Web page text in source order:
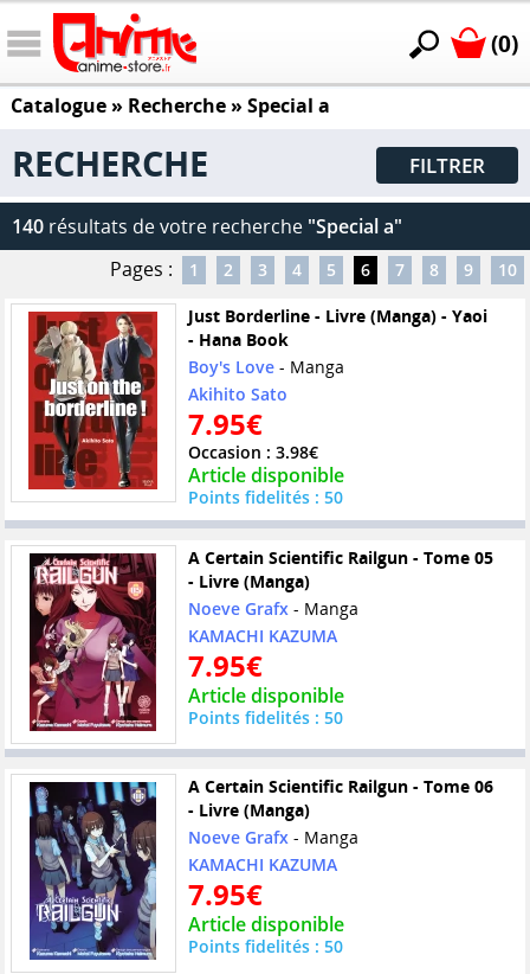
(0)
Catalogue» Recherche » Special a
RECHERCHE FILTRER
140 résultats de votre recherche "Special a"
Pages :
1 2 3 4 5 6 7 8 9 10
Just Borderline - Livre (Manga) - Yaoi
- Hana Book
Boy's Love- Manga
Akihito Sato
7.95€
Occasion : 3.98€
Article disponible
Points fidelités : 50
A Certain Scientific Railgun - Tome 05
- Livre (Manga)
Noeve Grafx- Manga
KAMACHI KAZUMA
7.95€
Article disponible
Points fidelités : 50
A Certain Scientific Railgun - Tome 06
- Livre (Manga)
Noeve Grafx- Manga
KAMACHI KAZUMA
7.95€
Article disponible
Points fidelités : 50